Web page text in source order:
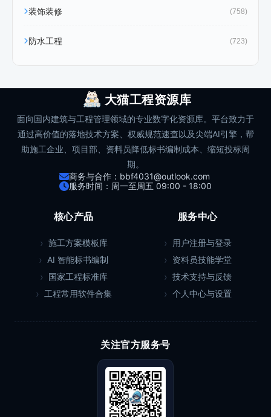
装饰装修 (758)
防水工程 (723)
大猫工程资源库
面向国内建筑与工程管理领域的专业数字化资源库。平台致力于
通过高价值的落地技术方案、权威规范速查以及尖端AI引擎，帮
助施工企业、项目部、资料员降低标书编制成本、缩短投标周
期。
商务与合作：bbf4031@outlook.com
服务时间：周一至周五 09:00 - 18:00
核心产品
施工方案模板库
AI 智能标书编制
国家工程标准库
工程常用软件合集
服务中心
用户注册与登录
资料员技能学堂
技术支持与反馈
个人中心与设置
关注官方服务号